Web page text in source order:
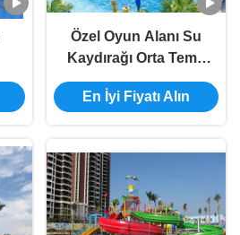
Özel Oyun Alanı Su
Kaydırağı Orta Tema
Parkı Aqua Tower
En İyi Fiyatı Alın